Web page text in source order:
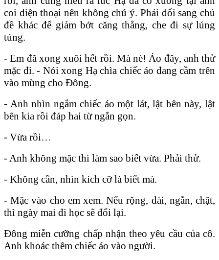
coi điện thoại nên không chú ý. Phải đổi sang chủ
đề khác để giảm bớt căng thẳng, che đi sự lúng
túng.
- Em đã xong xuôi hết rồi. Mà nè! Áo đây, anh thử
mặc đi. - Nói xong Hạ chìa chiếc áo đang cầm trên
vào mùng cho Đông.
- Anh nhìn ngắm chiếc áo một lát, lật bên này, lật
bên kia rồi đáp hai từ ngắn gọn.
- Vừa rồi…
- Anh không mặc thì làm sao biết vừa. Phải thử.
- Không cần, nhìn kích cỡ là biết mà.
- Mặc vào cho em xem. Nếu rộng, dài, ngắn, chật,
thì ngày mai đi học sẽ đổi lại.
Đông miễn cưỡng chấp nhận theo yêu cầu của cô.
Anh khoác thêm chiếc áo vào người.